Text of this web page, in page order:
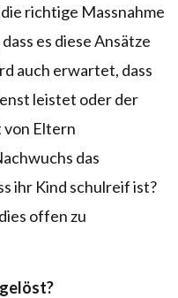
richtige Massnahme
es diese Ansätze
auch erwartet, dass
leistet oder der
von Eltern
das
ihr Kind schulreif ist?
offen zu